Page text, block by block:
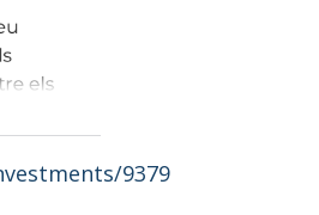
9379